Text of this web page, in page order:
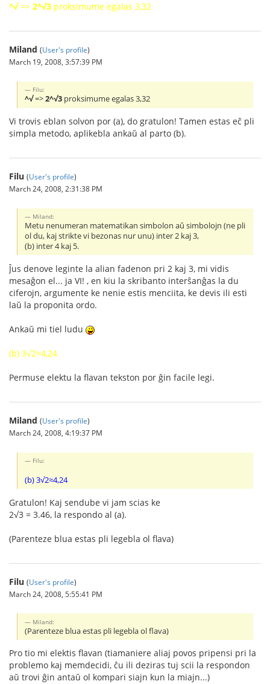
^√=> 2^√3 proksimume egalas 3,32
Miland (User's profile)
March 19, 2008, 3:57:39 PM
Filu:
^√=>2^√3 proksimume egalas 3,32
Vi trovis eblan solvon por (a), do gratulon! Tamen estas eĉ pli
simpla metodo, aplikebla ankaŭ al parto (b).
Filu (User's profile)
March 24, 2008, 2:31:38 PM
Miland:
Metu nenumeran matematikan simbolon aŭ simbolojn (ne pli
ol du, kaj strikte vi bezonas nur unu) inter 2 kaj 3,
(b) inter 4 kaj 5.
Ĵus denove leginte la alian fadenon pri 2 kaj 3, mi vidis
mesaĝon el... ja VI! , en kiu la skribanto interŝanĝas la du
ciferojn, argumente ke nenie estis menciita, ke devis ili esti
laŭ la proponita ordo.
Ankaŭ mi tiel ludu
(b) 3√2≈4,24
Permuse elektu la flavan tekston por ĝin facile legi.
Miland (User's profile)
March 24, 2008, 4:19:37 PM
Filu:
(b) 3√2≈4,24
Gratulon! Kaj sendube vi jam scias ke
2√3 = 3.46, la respondo al (a).
(Parenteze blua estas pli legebla ol flava)
Filu (User's profile)
March 24, 2008, 5:55:41 PM
Miland:
(Parenteze blua estas pli legebla ol flava)
Pro tio mi elektis flavan (tiamaniere aliaj povos pripensi pri la
problemo kaj memdecidi, ĉu ili deziras tuj scii la respondon
aŭ trovi ĝin antaŭ ol kompari siajn kun la miajn...)